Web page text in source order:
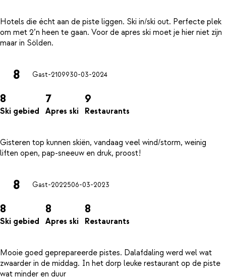
Hotels die écht aan de piste liggen. Ski in/ski out. Perfecte plek
om met 2’n heen te gaan. Voor de apres ski moet je hier niet zijn
8 Gast-2109930-03-2024
8
Ski gebied
7
Apres ski
9
Restaurants
Gisteren top kunnen skiën, vandaag veel wind/storm, weinig
8 Gast-2022506-03-2023
8
Ski gebied
8
Apres ski
8
Restaurants
Mooie goed geprepareerde pistes. Dalafdaling werd wel wat
zwaarder in de middag. In het dorp leuke restaurant op de piste